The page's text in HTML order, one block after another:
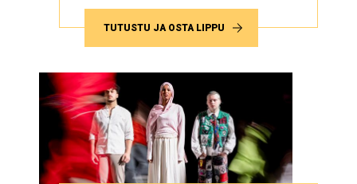
TUTUSTU JA OSTA LIPPU